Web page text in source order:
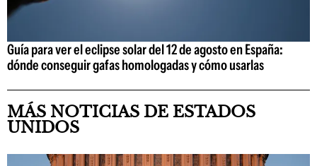
Guía para ver el eclipse solar del 12 de agosto en España:
dónde conseguir gafas homologadas y cómo usarlas
MÁS NOTICIAS DE ESTADOS
UNIDOS